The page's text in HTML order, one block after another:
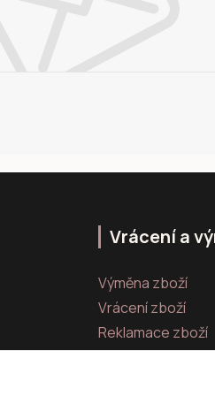
Vrácení a
Výměna zboží
Vrácení zboží
Reklamace zboží